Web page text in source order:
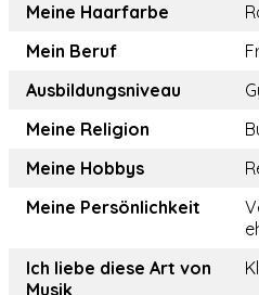
Meine Haarfarbe
Mein Beruf
Ausbildungsniveau
Meine Religion
Meine Hobbys
Meine Persönlichkeit
Ich liebe diese Art von
Musik